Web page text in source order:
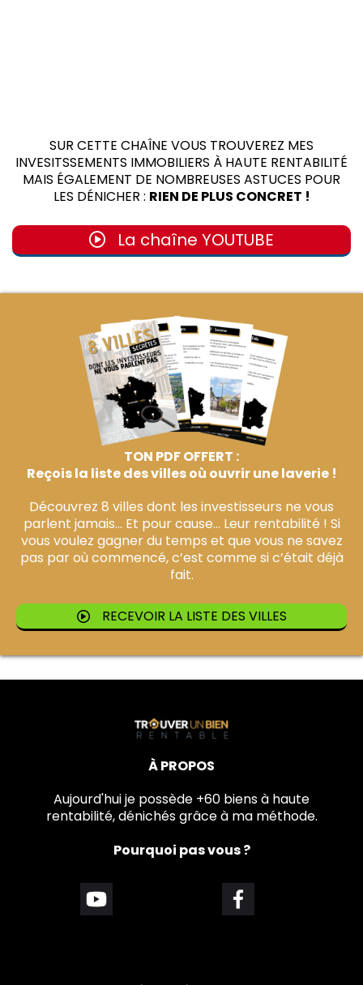
SUR CETTE CHAÎNE VOUS TROUVEREZ MES
INVESITSSEMENTS IMMOBILIERS À HAUTE RENTABILITÉ
MAIS ÉGALEMENT DE NOMBREUSES ASTUCES POUR
LES DÉNICHER : RIEN DE PLUS CONCRET !
La chaîne YOUTUBE
TON PDF OFFERT :
Reçois la liste des villes où ouvrir une laverie !
Découvrez 8 villes dont les investisseurs ne vous
parlent jamais… Et pour cause… Leur rentabilité ! Si
vous voulez gagner du temps et que vous ne savez
pas par où commencé, c’est comme si c’était déjà
fait.
RECEVOIR LA LISTE DES VILLES
À PROPOS
Aujourd'hui je possède +60 biens à haute
rentabilité, dénichés grâce à ma méthode.
Pourquoi pas vous ?